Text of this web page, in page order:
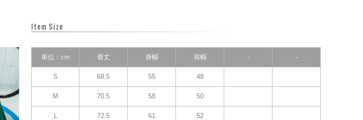
Item Size
単位：cm 着丈 身幅 肩幅 - -
S 68.5 55 48
M 70.5 58 50
L 72.5 61 52